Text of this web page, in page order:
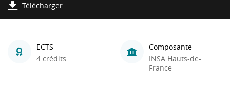
Télécharger
ECTS
4 crédits
Composante
INSA Hauts-de-
France